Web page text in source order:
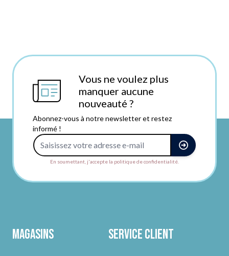
Vous ne voulez plus
manquer aucune
nouveauté ?
Abonnez-vous à notre newsletter et restez
informé !
En soumettant, j'accepte la politique de confidentialité.
Magasins Service client